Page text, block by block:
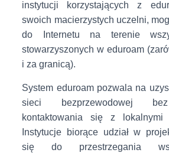
instytucji korzystających z
swoich macierzystych uczelni,
do Internetu na terenie
stowarzyszonych w eduroam
i za granicą).
System eduroam pozwala na
sieci bezprzewodowej
kontaktowania się z lokalnymi
Instytucje biorące udział w
się do przestrzegania